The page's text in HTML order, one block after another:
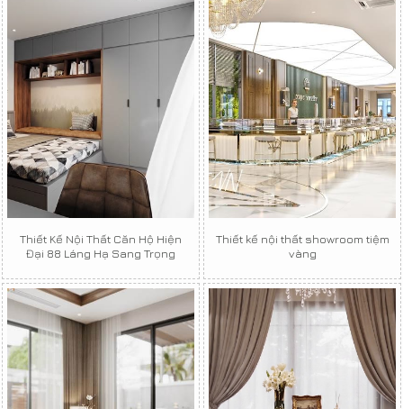
Thiết Kế Nội Thất Căn Hộ Hiện
Đại 88 Láng Hạ Sang Trọng
Thiết kế nội thất showroom tiệm
vàng